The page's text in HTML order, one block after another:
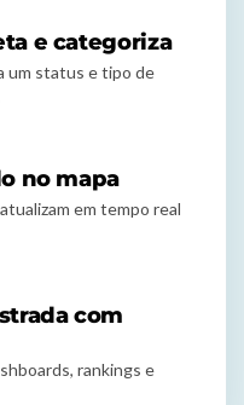
e categoriza
um status e tipo de
no mapa
em tempo real
com
rankings e